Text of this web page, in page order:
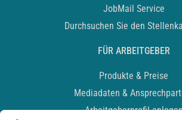
JobMail Service
Durchsuchen Sie den
FÜR ARBEITGEBER
Produkte & Preise
Mediadaten &
Arbeitgeberprofil